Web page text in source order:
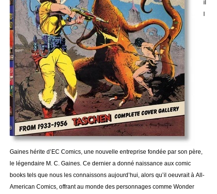
il
Gaines hérite d’EC Comics, une nouvelle entreprise fondée par son père,
le légendaire M. C. Gaines. Ce dernier a donné naissance aux comic
books tels que nous les connaissons aujourd’hui, alors qu’il oeuvrait à All-
American Comics, offrant au monde des personnages comme Wonder